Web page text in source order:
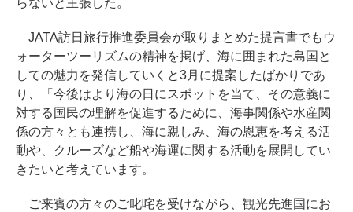
JATA訪日旅行推進委員会が取りまとめた提言書でもウ
ォーターツーリズムの精神を掲げ、海に囲まれた島国と
しての魅力を発信していくと3月に提案したばかりであ
り、「今後はより海の日にスポットを当て、その意義に
対する国民の理解を促進するために、海事関係や水産関
係の方々とも連携し、海に親しみ、海の恩恵を考える活
動や、クルーズなど船や海運に関する活動を展開してい
きたいと考えています。
ご来賓の方々のご叱咤を受けながら、観光先進国にお